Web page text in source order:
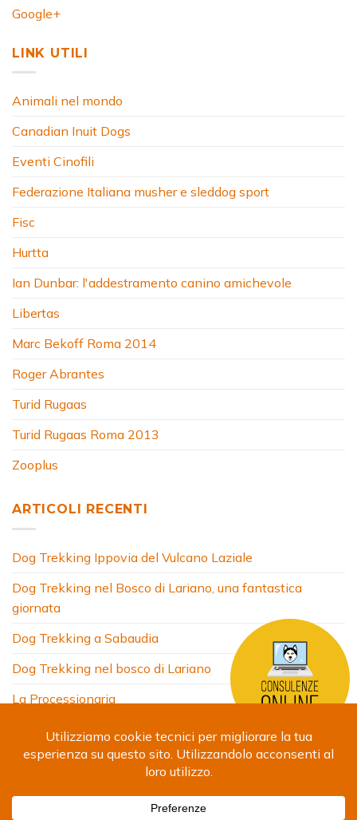
Google+
LINK UTILI
Animali nel mondo
Canadian Inuit Dogs
Eventi Cinofili
Federazione Italiana musher e sleddog sport
Fisc
Hurtta
Ian Dunbar: l'addestramento canino amichevole
Libertas
Marc Bekoff Roma 2014
Roger Abrantes
Turid Rugaas
Turid Rugaas Roma 2013
Zooplus
ARTICOLI RECENTI
Dog Trekking Ippovia del Vulcano Laziale
Dog Trekking nel Bosco di Lariano, una fantastica
giornata
Dog Trekking a Sabaudia
Dog Trekking nel bosco di Lariano
La Processionaria
COSA FACCIO
SITI AMICI
CONTATTI